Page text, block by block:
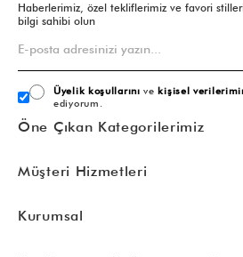
Haberlerimiz, özel tekliflerimiz ve favori
bilgi sahibi olun
Üyelik koşullarını vekişisel
ediyorum.
Öne Çıkan Kategorilerimiz
Müşteri Hizmetleri
Kurumsal